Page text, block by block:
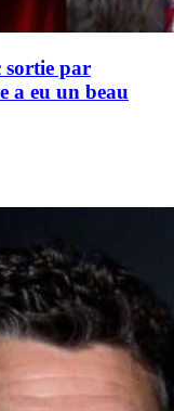
sortie par
a eu un beau